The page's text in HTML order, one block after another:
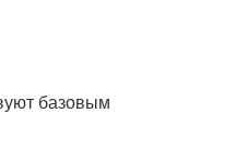
базовым